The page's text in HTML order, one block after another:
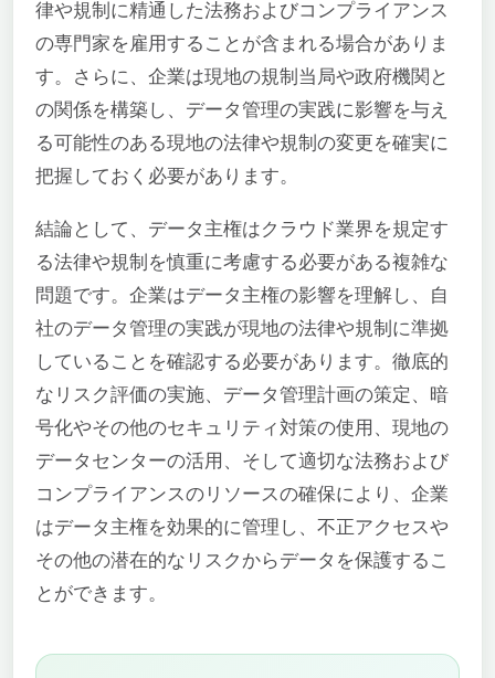
律や規制に精通した法務およびコンプライアンス
の専門家を雇用することが含まれる場合がありま
す。さらに、企業は現地の規制当局や政府機関と
の関係を構築し、データ管理の実践に影響を与え
る可能性のある現地の法律や規制の変更を確実に
把握しておく必要があります。
結論として、データ主権はクラウド業界を規定す
る法律や規制を慎重に考慮する必要がある複雑な
問題です。企業はデータ主権の影響を理解し、自
社のデータ管理の実践が現地の法律や規制に準拠
していることを確認する必要があります。徹底的
なリスク評価の実施、データ管理計画の策定、暗
号化やその他のセキュリティ対策の使用、現地の
データセンターの活用、そして適切な法務および
コンプライアンスのリソースの確保により、企業
はデータ主権を効果的に管理し、不正アクセスや
その他の潜在的なリスクからデータを保護するこ
とができます。